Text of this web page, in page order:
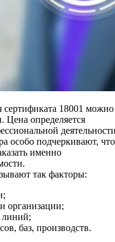
сертификата 18001 можно
Цена определяется
особо подчеркивают, что
именно
так факторы:
организации;
линий;
баз, производств.